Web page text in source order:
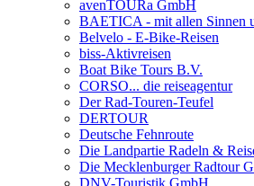
avenTOURa GmbH
BAETICA - mit allen Sinnen
Belvelo - E-Bike-Reisen
biss-Aktivreisen
Boat Bike Tours B.V.
CORSO... die reiseagentur
Der Rad-Touren-Teufel
DERTOUR
Deutsche Fehnroute
Die Landpartie Radeln &
Die Mecklenburger Radtour
DNV-Touristik GmbH